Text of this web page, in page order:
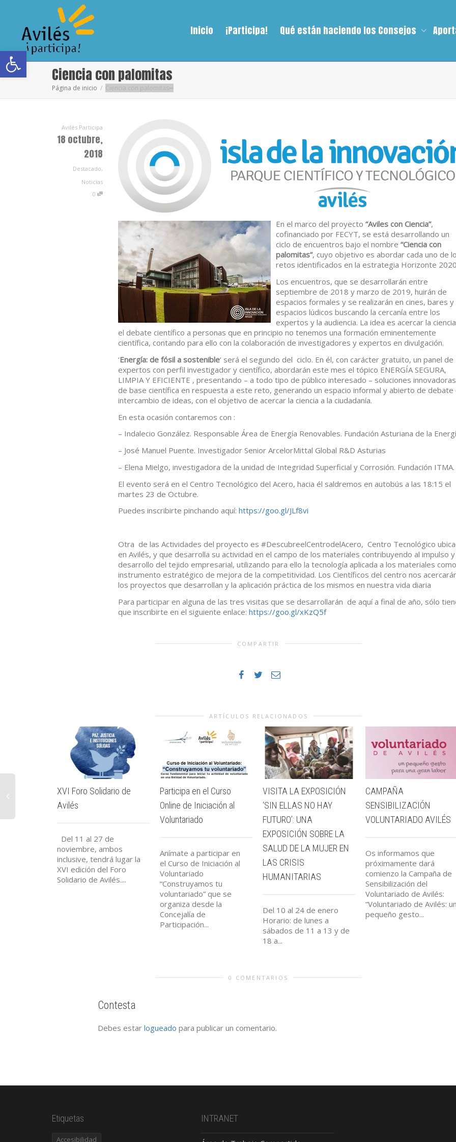
Abrir barra de herramientas
Inicio ¡Participa! Qué están haciendo los Consejos
Ciencia con palomitas
Página de inicio Ciencia con palomitas
Avilés Participa
18 octubre,
2018
Destacado,
Noticias
0
En el marco del proyecto “Aviles con Ciencia”,
cofinanciado por FECYT, se está desarrollando un
ciclo de encuentros bajo el nombre “Ciencia con
palomitas”, cuyo objetivo es abordar cada uno de
retos identificados en la estrategia Horizonte
Los encuentros, que se desarrollarán entre
septiembre de 2018 y marzo de 2019, huirán de
espacios formales y se realizarán en cines, bares y
espacios lúdicos buscando la cercanía entre los
expertos y la audiencia. La idea es acercar la
el debate científico a personas que en principio no tenemos una formación eminentemente
científica, contando para ello con la colaboración de investigadores y expertos en divulgación.
‘Energía: de fósil a sostenible‘ será el segundo del ciclo. En él, con carácter gratuito, un panel de
expertos con perfil investigador y científico, abordarán este mes el tópico ENERGÍA SEGURA,
LIMPIA Y EFICIENTE , presentando – a todo tipo de público interesado – soluciones innovadoras
de base científica en respuesta a este reto, generando un espacio informal y abierto de debate
intercambio de ideas, con el objetivo de acercar la ciencia a la ciudadanía.
En esta ocasión contaremos con :
– Indalecio González. Responsable Área de Energía Renovables. Fundación Asturiana de la
– José Manuel Puente. Investigador Senior ArcelorMittal Global R&D Asturias
– Elena Mielgo, investigadora de la unidad de Integridad Superficial y Corrosión. Fundación ITMA.
El evento será en el Centro Tecnológico del Acero, hacia él saldremos en autobús a las 18:15 el
martes 23 de Octubre.
Puedes inscribirte pinchando aquí: https://goo.gl/JLf8vi
Otra de las Actividades del proyecto es #DescubreelCentrodelAcero, Centro Tecnológico
en Avilés, y que desarrolla su actividad en el campo de los materiales contribuyendo al impulso y
desarrollo del tejido empresarial, utilizando para ello la tecnología aplicada a los materiales como
instrumento estratégico de mejora de la competitividad. Los Científicos del centro nos
los proyectos que desarrollan y la aplicación práctica de los mismos en nuestra vida diaria
Para participar en alguna de las tres visitas que se desarrollarán de aquí a final de año, sólo
que inscribirte en el siguiente enlace: https://goo.gl/xKzQ5f
COMPARTIR
ARTÍCULOS RELACIONADOS
XVI Foro Solidario de
Avilés
Del 11 al 27 de
noviembre, ambos
inclusive, tendrá lugar la
XVI edición del Foro
Solidario de Avilés....
Participa en el Curso
Online de Iniciación al
Voluntariado
Anímate a participar en
el Curso de Iniciación al
Voluntariado
“Construyamos tu
voluntariado” que se
organiza desde la
Concejalía de
Participación...
VISITA LA EXPOSICIÓN
‘SIN ELLAS NO HAY
FUTURO’: UNA
EXPOSICIÓN SOBRE LA
SALUD DE LA MUJER EN
LAS CRISIS
HUMANITARIAS
Del 10 al 24 de enero
Horario: de lunes a
sábados de 11 a 13 y de
18 a...
CAMPAÑA
SENSIBILIZACIÓN
VOLUNTARIADO AVILÉS
Os informamos que
próximamente dará
comienzo la Campaña de
Sensibilización del
Voluntariado de Avilés:
“Voluntariado de Avilés: un
pequeño gesto...
0 COMENTARIOS
Contesta
Debes estar logueado para publicar un comentario.
Etiquetas
Accesibilidad
INTRANET